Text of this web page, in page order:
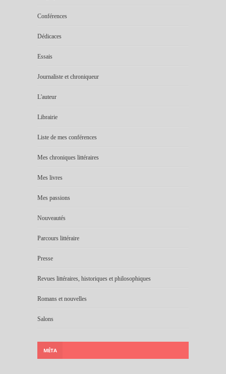
Conférences
Dédicaces
Essais
Journaliste et chroniqueur
L'auteur
Librairie
Liste de mes conférences
Mes chroniques littéraires
Mes livres
Mes passions
Nouveautés
Parcours littéraire
Presse
Revues littéraires, historiques et philosophiques
Romans et nouvelles
Salons
MÉTA